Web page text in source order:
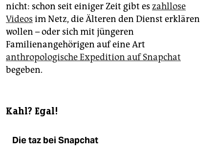
nicht: schon seit einiger Zeit gibt es zahllose
Videos im Netz, die Älteren den Dienst erklären
wollen – oder sich mit jüngeren
Familienangehörigen auf eine Art
anthropologische Expedition auf Snapchat
begeben.
Kahl? Egal!
Die taz bei Snapchat